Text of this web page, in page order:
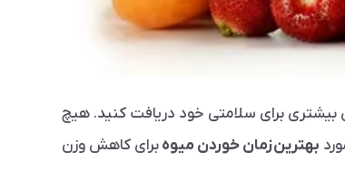
بیشتری برای سلامتی خود دریافت کنید. هیچ
بهترینزمان خوردن میوهبرای کاهش وزن